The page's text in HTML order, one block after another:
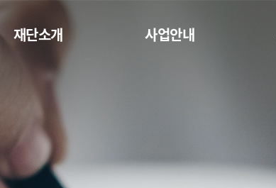
재단소개 사업안내